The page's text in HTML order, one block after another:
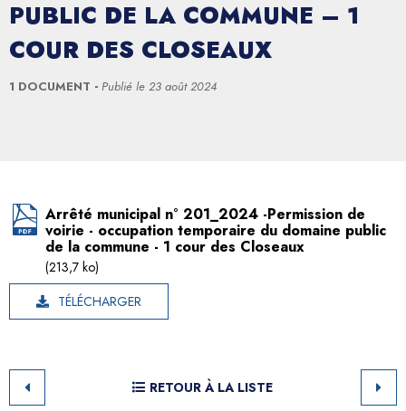
PUBLIC DE LA COMMUNE – 1
COUR DES CLOSEAUX
1 DOCUMENT Publié le 23 août 2024
Arrêté municipal n° 201_2024 -Permission de
voirie - occupation temporaire du domaine public
de la commune - 1 cour des Closeaux
(213,7 ko)
TÉLÉCHARGER
RETOUR À LA LISTE